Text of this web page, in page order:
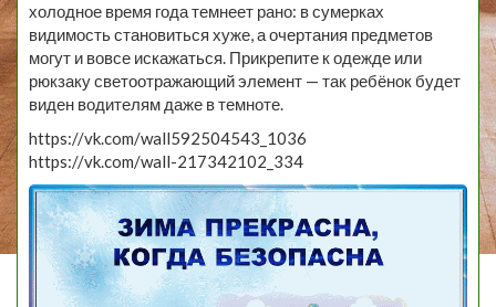
холодное время года темнеет рано: в сумерках
видимость становиться хуже, а очертания предметов
могут и вовсе искажаться. Прикрепите к одежде или
рюкзаку светоотражающий элемент — так ребёнок будет
виден водителям даже в темноте.
https://vk.com/wall592504543_1036
https://vk.com/wall-217342102_334